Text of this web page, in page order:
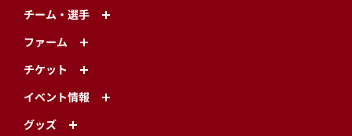
チーム・選手
ファーム
チケット
イベント情報
グッズ